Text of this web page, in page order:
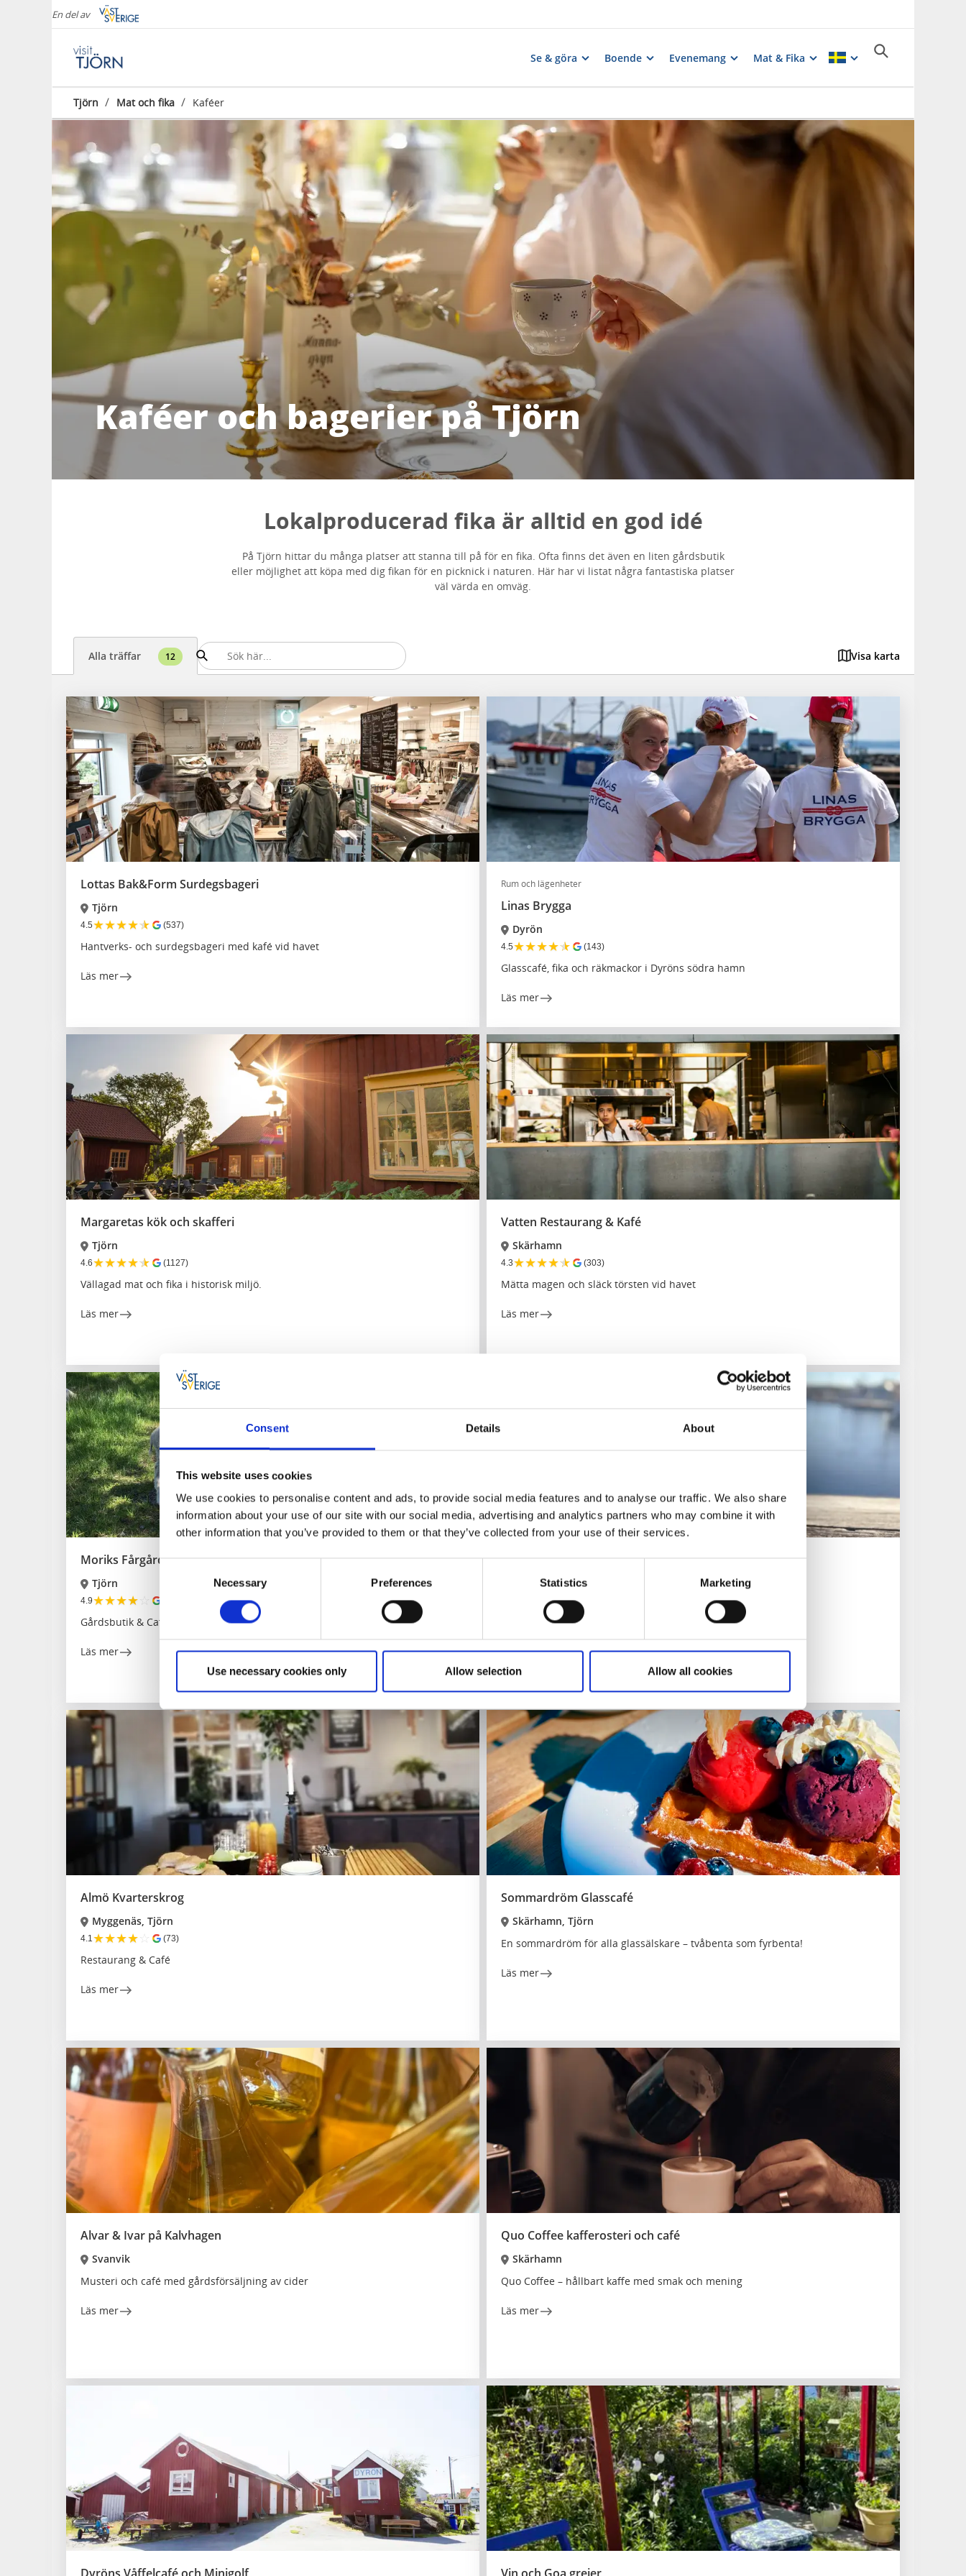
Consent Details About
This website uses cookies
We use cookies to personalise content and ads, to provide social media features and to analyse our traffic. We also share
information about your use of our site with our social media, advertising and analytics partners who may combine it with
other information that you’ve provided to them or that they’ve collected from your use of their services.
Consent
Necessary Preferences Statistics Marketing
Use necessary cookies only Allow selection Allow all cookies
En del av
Se & göra Boende Evenemang Mat & Fika
Tjörn / Mat och fika / Kaféer
Kaféer och bagerier på Tjörn
Lokalproducerad fika är alltid en god idé
På Tjörn hittar du många platser att stanna till på för en fika. Ofta finns det även en liten gårdsbutik
eller möjlighet att köpa med dig fikan för en picknick i naturen. Här har vi listat några fantastiska platser
väl värda en omväg.
Alla träffar 12 Visa karta
Lottas Bak&Form Surdegsbageri
Tjörn
4.5★★★★★ (537)
Hantverks- och surdegsbageri med kafé vid havet
Läs mer
Rum och lägenheter
Linas Brygga
Dyrön
4.5★★★★★ (143)
Glasscafé, fika och räkmackor i Dyröns södra hamn
Läs mer
Margaretas kök och skafferi
Tjörn
4.6★★★★★ (1127)
Vällagad mat och fika i historisk miljö.
Läs mer
Vatten Restaurang & Kafé
Skärhamn
4.3★★★★★ (303)
Mätta magen och släck törsten vid havet
Läs mer
Moriks Fårgård
Tjörn
4.9★★★★☆
Gårdsbutik & Café vid ängar och hav.
Läs mer
Styckens Bageri
Skärhamn
★★★
Klassiskt hantverksbageri i hjärtat av Skärhamn
Läs mer
Almö Kvarterskrog
Myggenäs, Tjörn
4.1★★★★☆ (73)
Restaurang & Café
Läs mer
Sommardröm Glasscafé
Skärhamn, Tjörn
En sommardröm för alla glassälskare – tvåbenta som fyrbenta!
Läs mer
Alvar & Ivar på Kalvhagen
Svanvik
Musteri och café med gårdsförsäljning av cider
Läs mer
Quo Coffee kafferosteri och café
Skärhamn
Quo Coffee – hållbart kaffe med smak och mening
Läs mer